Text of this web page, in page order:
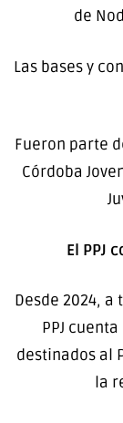
de
Las bases y
Fueron parte
Córdoba
El PPJ
Desde 2024,
PPJ
destinados al
la